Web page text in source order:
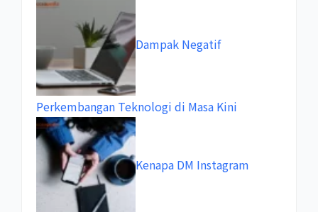
Dampak Negatif
Perkembangan Teknologi di Masa Kini
Kenapa DM Instagram